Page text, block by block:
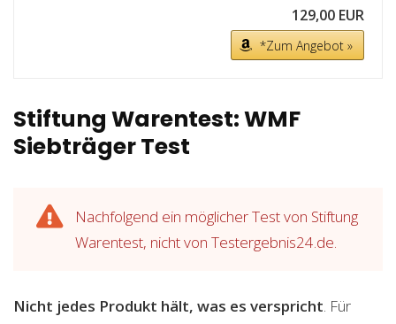
129,00 EUR
*Zum Angebot »
Stiftung Warentest: WMF
Siebträger Test
Nachfolgend ein möglicher Test von Stiftung
Warentest, nicht von Testergebnis24.de.
Nicht jedes Produkt hält, was es verspricht. Für